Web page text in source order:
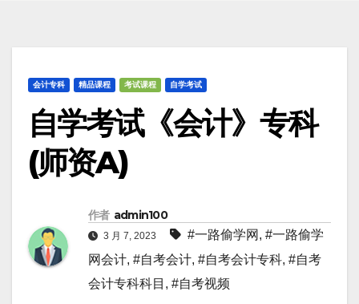
会计专科 精品课程 考试课程 自学考试
自学考试《会计》专科
(师资A)
作者 admin100
3 月 7, 2023 #一路偷学网 , #一路偷学
网会计, #自考会计, #自考会计专科, #自考
会计专科科目 , #自考视频